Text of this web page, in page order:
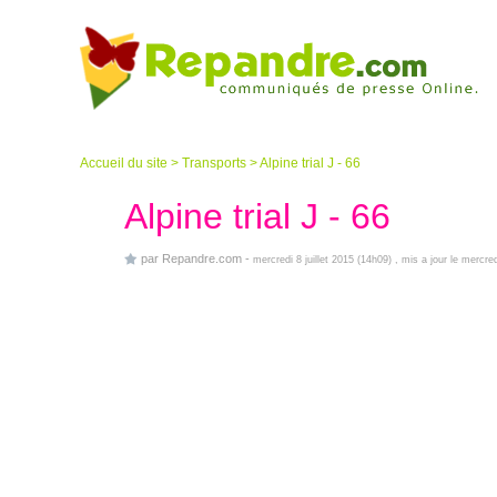
Accueil du site > Transports >Alpine trial J - 66
Alpine trial J - 66
par Repandre.com - mercredi 8 juillet 2015 (14h09) , mis a jour le